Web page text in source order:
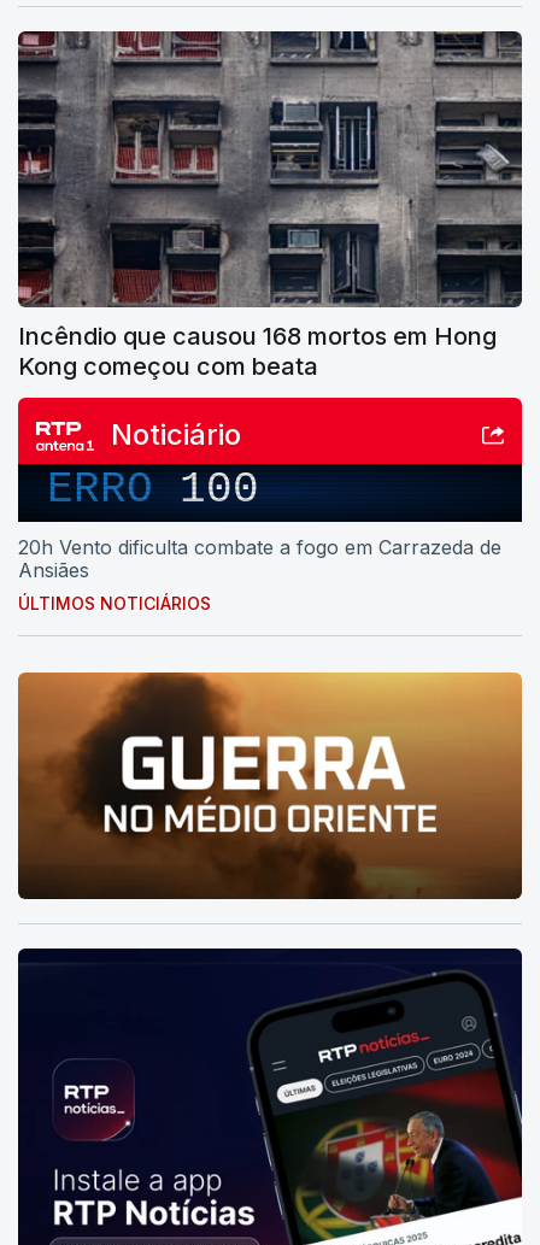
Incêndio que causou 168 mortos em Hong
Kong começou com beata
Noticiário
ERRO 100
20h Vento dificulta combate a fogo em Carrazeda de
Ansiães
ÚLTIMOS NOTICIÁRIOS